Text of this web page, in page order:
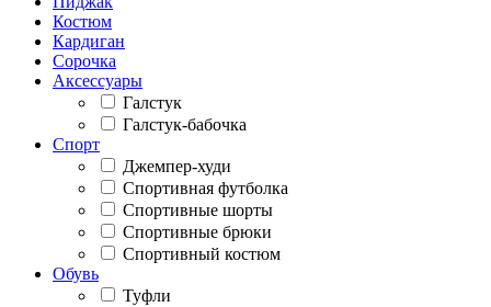
Костюм
Кардиган
Сорочка
Аксессуары
Галстук
Галстук-бабочка
Спорт
Джемпер-худи
Спортивная футболка
Спортивные шорты
Спортивные брюки
Спортивный костюм
Обувь
Туфли